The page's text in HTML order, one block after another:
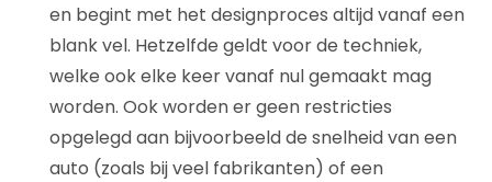
en begint met het designproces altijd vanaf een
blank vel. Hetzelfde geldt voor de techniek,
welke ook elke keer vanaf nul gemaakt mag
worden. Ook worden er geen restricties
opgelegd aan bijvoorbeeld de snelheid van een
auto (zoals bij veel fabrikanten) of een